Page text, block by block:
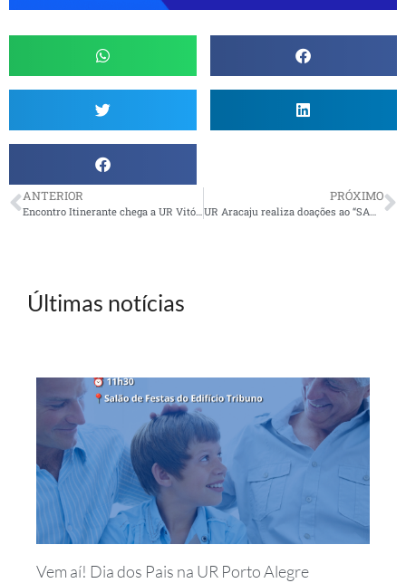
ANTERIOR
Encontro Itinerante chega a UR Vitória
PRÓXIMO
UR Aracaju realiza doações ao “SAME – Lar de Idosos”
Últimas notícias
Vem aí! Dia dos Pais na UR Porto Alegre